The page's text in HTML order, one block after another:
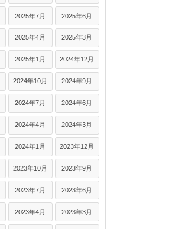
2025年7月 2025年6月
2025年4月 2025年3月
2025年1月 2024年12月
2024年10月 2024年9月
2024年7月 2024年6月
2024年4月 2024年3月
2024年1月 2023年12月
2023年10月 2023年9月
2023年7月 2023年6月
2023年4月 2023年3月